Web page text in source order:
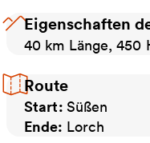
Eigenschaften
40 km Länge, 450
Route
Start: Süßen
Ende: Lorch